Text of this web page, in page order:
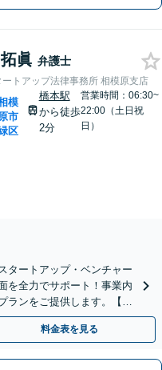
眞 弁護士
トアップ法律事務所 相模原支店
模
市
区
橋本駅
から徒歩
2分
営業時間：06:30~
22:00（土日祝
日）
タートアップ・ベンチャー
を全力でサポート！事業内
ランをご提供します。【顧
料金表を見る